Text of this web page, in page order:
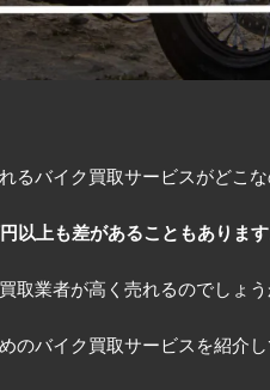
るバイク買取サービスがどこな
以上も差があることもあります
取業者が高く売れるのでしょう
のバイク買取サービスを紹介し